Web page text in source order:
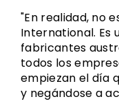
"En realidad, no
International. Es
fabricantes
todos los
empiezan el día
y negándose a